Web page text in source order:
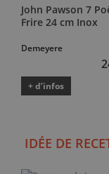
John Pawson 7
Frire 24 cm Inox
Demeyere
+ d’infos
IDÉE DE